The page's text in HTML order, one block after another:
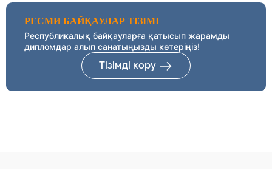
РЕСМИ БАЙҚАУЛАР ТІЗІМІ
Республикалық байқауларға қатысып жарамды
дипломдар алып санатыңызды көтеріңіз!
Тізімді көру